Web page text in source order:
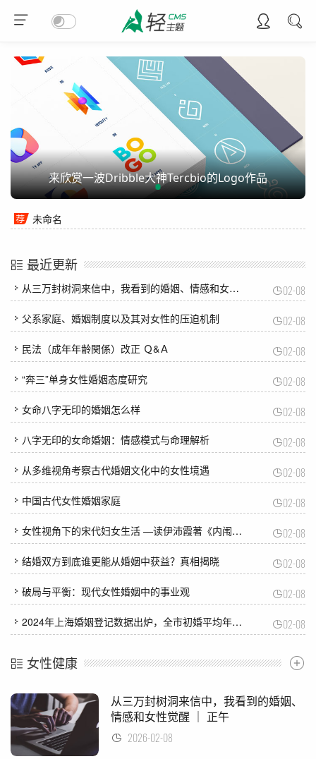
来欣赏一波Dribble大神Tercbio的Logo作品
未命名
最近更新
从三万封树洞来信中，我看到的婚姻、情感和女性觉醒 ｜ 正午 02-08
父系家庭、婚姻制度以及其对女性的压迫机制 02-08
民法（成年年齢関係）改正 Ｑ&Ａ 02-08
“奔三”单身女性婚姻态度研究 02-08
女命八字无印的婚姻怎么样 02-08
八字无印的女命婚姻：情感模式与命理解析 02-08
从多维视角考察古代婚姻文化中的女性境遇 02-08
中国古代女性婚姻家庭 02-08
女性视角下的宋代妇女生活 —读伊沛霞著《内闱——宋代的婚姻和妇女生活》 02-08
结婚双方到底谁更能从婚姻中获益？真相揭晓 02-08
破局与平衡：现代女性婚姻中的事业观 02-08
2024年上海婚姻登记数据出炉，全市初婚平均年龄30.1岁 02-08
女性健康
从三万封树洞来信中，我看到的婚姻、
情感和女性觉醒 ｜ 正午
2026-02-08